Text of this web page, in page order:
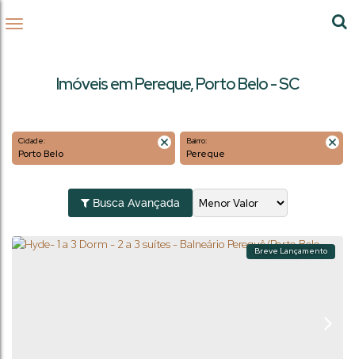
Imóveis em Pereque, Porto Belo - SC
Cidade:
Porto Belo
Bairro:
Pereque
Busca Avançada
Breve Lançamento